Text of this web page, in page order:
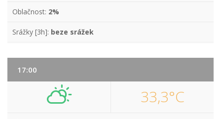
Oblačnost: 2%
Srážky [3h]: beze srážek
17:00
33,3°C